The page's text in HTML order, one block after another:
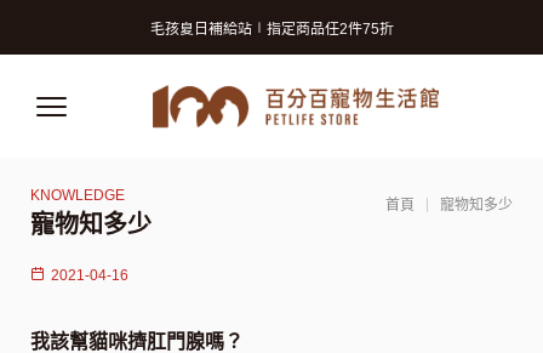
寵物知多少
首頁 寵物知多少
2021-04-16
我該幫貓咪擠肛門腺嗎？
毛孩夏日補給站∣指定商品任2件75折
獸醫師推薦的寵物保險! 守護毛孩再升級!